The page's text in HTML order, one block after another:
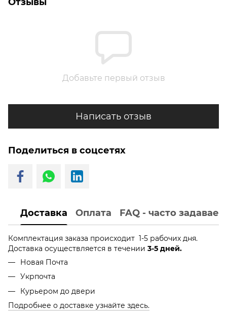
Добавьте первый отзыв
Написать отзыв
Поделиться в соцсетях
Доставка Оплата FAQ - часто
Комплектация заказа происходит 1-5 рабочих дня.
Доставка осуществляется в течении 3-5 дней.
Новая Почта
Укрпочта
Курьером до двери
Подробнее о доставке узнайте здесь.